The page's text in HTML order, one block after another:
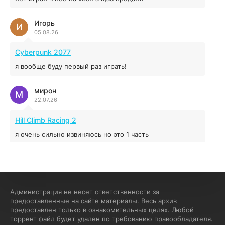
Red Chaos - The Strict Order
04.12.2025
16.95 ГБ
04.12.2025
Игорь
05.08.26
И
Cyberpunk 2077
я вообще буду первый раз играть!
мирон
22.07.26
М
Hill Climb Racing 2
я очень сильно извиняюсь но это 1 часть
если эта для пс а не для пк какого лешего вы пишите
на пк !!!!! Сука ебланойды космические вы напишите
блять на пк с установлением Эмулятора сука калеки на
Администрация не несет ответственности за
предоставленные на сайте материалы. Весь архив
предоставлен только в ознакомительных целях. Любой
торрент файл будет удален по требованию правообладателя.